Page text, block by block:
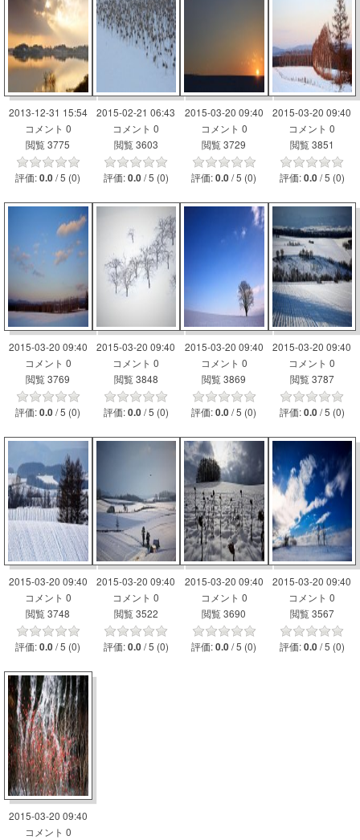
2013-12-31 15:54
コメント 0
閲覧 3775
評価:0.0 / 5 (0)
2015-02-21 06:43
コメント 0
閲覧 3603
評価:0.0 / 5 (0)
2015-03-20 09:40
コメント 0
閲覧 3729
評価:0.0 / 5 (0)
2015-03-20 09:40
コメント 0
閲覧 3851
評価:0.0 / 5 (0)
2015-03-20 09:40
コメント 0
閲覧 3769
評価:0.0 / 5 (0)
2015-03-20 09:40
コメント 0
閲覧 3848
評価:0.0 / 5 (0)
2015-03-20 09:40
コメント 0
閲覧 3869
評価:0.0 / 5 (0)
2015-03-20 09:40
コメント 0
閲覧 3787
評価:0.0 / 5 (0)
2015-03-20 09:40
コメント 0
閲覧 3748
評価:0.0 / 5 (0)
2015-03-20 09:40
コメント 0
閲覧 3522
評価:0.0 / 5 (0)
2015-03-20 09:40
コメント 0
閲覧 3690
評価:0.0 / 5 (0)
2015-03-20 09:40
コメント 0
閲覧 3567
評価:0.0 / 5 (0)
2015-03-20 09:40
コメント 0